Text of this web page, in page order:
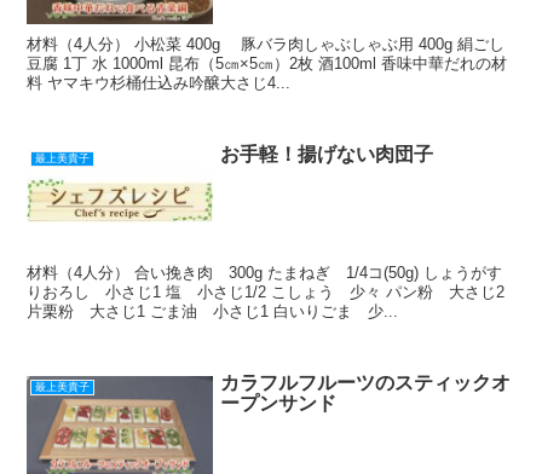
材料（4人分） 小松菜 400g 豚バラ肉しゃぶしゃぶ用 400g 絹ごし
豆腐 1丁 水 1000ml 昆布（5㎝×5㎝）2枚 酒100ml 香味中華だれの材
料 ヤマキウ杉桶仕込み吟醸大さじ4...
最上美貴子 お手軽！揚げない肉団子
材料（4人分） 合い挽き肉 300g たまねぎ 1/4コ(50g) しょうがす
りおろし 小さじ1 塩 小さじ1/2 こしょう 少々 パン粉 大さじ2
片栗粉 大さじ1 ごま油 小さじ1 白いりごま 少...
最上美貴子
カラフルフルーツのスティックオ
ープンサンド